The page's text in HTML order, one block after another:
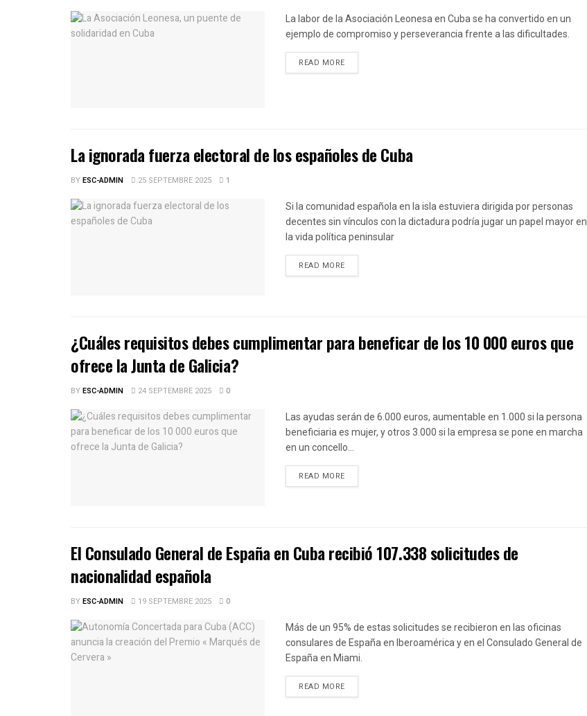
La labor de la Asociación Leonesa en Cuba se ha convertido en un
ejemplo de compromiso y perseverancia frente a las dificultades.
READ MOREDETAILS
La ignorada fuerza electoral de los españoles de Cuba
BYESC-ADMIN 25 SEPTEMBRE 2025 1
Si la comunidad española en la isla estuviera dirigida por personas
decentes sin vínculos con la dictadura podría jugar un papel mayor en
la vida política peninsular
READ MOREDETAILS
¿Cuáles requisitos debes cumplimentar para beneficar de los 10 000 euros que
ofrece la Junta de Galicia?
BYESC-ADMIN 24 SEPTEMBRE 2025 0
Las ayudas serán de 6.000 euros, aumentable en 1.000 si la persona
beneficiaria es mujer, y otros 3.000 si la empresa se pone en marcha
en un concello...
READ MOREDETAILS
El Consulado General de España en Cuba recibió 107.338 solicitudes de
nacionalidad española
BYESC-ADMIN 19 SEPTEMBRE 2025 0
Más de un 95% de estas solicitudes se recibieron en las oficinas
consulares de España en Iberoamérica y en el Consulado General de
España en Miami.
READ MOREDETAILS